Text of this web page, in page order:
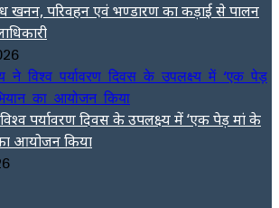
परिवहन एवं भण्डारण का कड़ाई से पालन
पर्यावरण दिवस के उपलक्ष्य में ‘एक पेड़ मां के
आयोजन किया